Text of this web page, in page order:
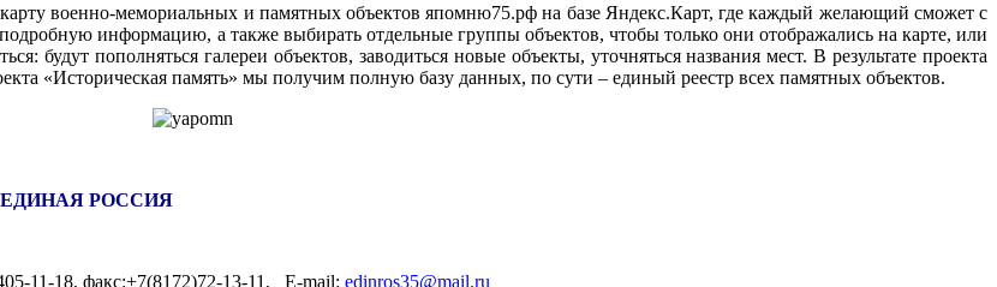
военно-мемориальных и памятных объектов япомню75.рф на базе Яндекс.Карт, где каждый желающий сможет с
информацию, а также выбирать отдельные группы объектов, чтобы только они отображались на карте, или
будут пополняться галереи объектов, заводиться новые объекты, уточняться названия мест. В результате проекта
«Историческая память» мы получим полную базу данных, по сути – единый реестр всех памятных объектов.
РОССИЯ
11-18, факс:+7(8172)72-13-11, E-mail: edinros35@mail.ru